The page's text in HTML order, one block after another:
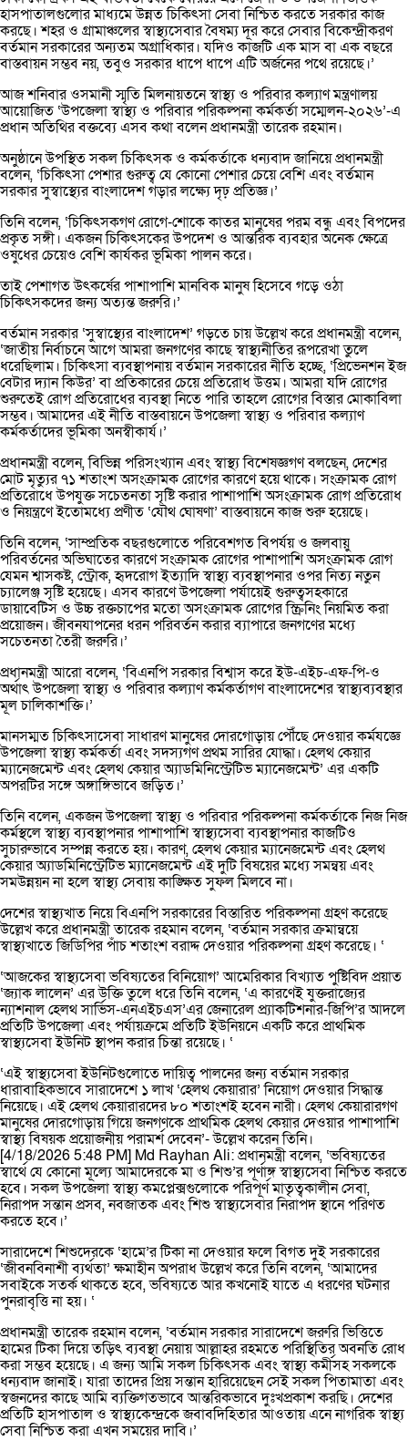
হাসপাতালগুলোর মাধ্যমে উন্নত চিকিৎসা সেবা নিশ্চিত করতে সরকার কাজ
করছে। শহর ও গ্রামাঞ্চলের স্বাস্থ্যসেবার বৈষম্য দূর করে সেবার বিকেন্দ্রীকরণ
বর্তমান সরকারের অন্যতম অগ্রাধিকার। যদিও কাজটি এক মাস বা এক বছরে
বাস্তবায়ন সম্ভব নয়, তবুও সরকার ধাপে ধাপে এটি অর্জনের পথে রয়েছে।’
আজ শনিবার ওসমানী স্মৃতি মিলনায়তনে স্বাস্থ্য ও পরিবার কল্যাণ মন্ত্রণালয়
আয়োজিত ‘উপজেলা স্বাস্থ্য ও পরিবার পরিকল্পনা কর্মকর্তা সম্মেলন-২০২৬’-এ
প্রধান অতিথির বক্তব্যে এসব কথা বলেন প্রধানমন্ত্রী তারেক রহমান।
অনুষ্ঠানে উপস্থিত সকল চিকিৎসক ও কর্মকর্তাকে ধন্যবাদ জানিয়ে প্রধানমন্ত্রী
বলেন, ‘চিকিৎসা পেশার গুরুত্ব যে কোনো পেশার চেয়ে বেশি এবং বর্তমান
সরকার সুস্বাস্থ্যের বাংলাদেশ গড়ার লক্ষ্যে দৃঢ় প্রতিজ্ঞ।’
তিনি বলেন, ‘চিকিৎসকগণ রোগে-শোকে কাতর মানুষের পরম বন্ধু এবং বিপদের
প্রকৃত সঙ্গী। একজন চিকিৎসকের উপদেশ ও আন্তরিক ব্যবহার অনেক ক্ষেত্রে
ওষুধের চেয়েও বেশি কার্যকর ভূমিকা পালন করে।
তাই পেশাগত উৎকর্ষের পাশাপাশি মানবিক মানুষ হিসেবে গড়ে ওঠা
চিকিৎসকদের জন্য অত্যন্ত জরুরি।’
বর্তমান সরকার ‘সুস্বাস্থ্যের বাংলাদেশ’ গড়তে চায় উল্লেখ করে প্রধানমন্ত্রী বলেন,
‘জাতীয় নির্বাচনে আগে আমরা জনগণের কাছে স্বাস্থ্যনীতির রূপরেখা তুলে
ধরেছিলাম। চিকিৎসা ব্যবস্থাপনায় বর্তমান সরকারের নীতি হচ্ছে, ‘প্রিভেনশন ইজ
বেটার দ্যান কিউর’ বা প্রতিকারের চেয়ে প্রতিরোধ উত্তম। আমরা যদি রোগের
শুরুতেই রোগ প্রতিরোধের ব্যবস্থা নিতে পারি তাহলে রোগের বিস্তার মোকাবিলা
সম্ভব। আমাদের এই নীতি বাস্তবায়নে উপজেলা স্বাস্থ্য ও পরিবার কল্যাণ
কর্মকর্তাদের ভূমিকা অনস্বীকার্য।’
প্রধানমন্ত্রী বলেন, বিভিন্ন পরিসংখ্যান এবং স্বাস্থ্য বিশেষজ্ঞগণ বলছেন, দেশের
মোট মৃত্যুর ৭১ শতাংশ অসংক্রামক রোগের কারণে হয়ে থাকে। সংক্রামক রোগ
প্রতিরোধে উপযুক্ত সচেতনতা সৃষ্টি করার পাশাপাশি অসংক্রামক রোগ প্রতিরোধ
ও নিয়ন্ত্রণে ইতোমধ্যে প্রণীত ‘যৌথ ঘোষণা’ বাস্তবায়নে কাজ শুরু হয়েছে।
তিনি বলেন, ‘সাম্প্রতিক বছরগুলোতে পরিবেশগত বিপর্যয় ও জলবায়ু
পরিবর্তনের অভিঘাতের কারণে সংক্রামক রোগের পাশাপাশি অসংক্রামক রোগ
যেমন শ্বাসকষ্ট, স্ট্রোক, হৃদরোগ ইত্যাদি স্বাস্থ্য ব্যবস্থাপনার ওপর নিত্য নতুন
চ্যালেঞ্জ সৃষ্টি হয়েছে। এসব কারণে উপজেলা পর্যায়েই গুরুত্বসহকারে
ডায়াবেটিস ও উচ্চ রক্তচাপের মতো অসংক্রামক রোগের স্ক্রিনিং নিয়মিত করা
প্রয়োজন। জীবনযাপনের ধরন পরিবর্তন করার ব্যাপারে জনগণের মধ্যে
সচেতনতা তৈরী জরুরি।’
প্রধানমন্ত্রী আরো বলেন, ‘বিএনপি সরকার বিশ্বাস করে ইউ-এইচ-এফ-পি-ও
অর্থাৎ উপজেলা স্বাস্থ্য ও পরিবার কল্যাণ কর্মকর্তাগণ বাংলাদেশের স্বাস্থ্যব্যবস্থার
মূল চালিকাশক্তি।’
মানসম্মত চিকিৎসাসেবা সাধারণ মানুষের দোরগোড়ায় পৌঁছে দেওয়ার কর্মযজ্ঞে
উপজেলা স্বাস্থ্য কর্মকর্তা এবং সদস্যগণ প্রথম সারির যোদ্ধা। হেলথ কেয়ার
ম্যানেজমেন্ট এবং হেলথ কেয়ার অ্যাডমিনিস্ট্রেটিভ ম্যানেজমেন্ট’ এর একটি
অপরটির সঙ্গে অঙ্গাঙ্গিভাবে জড়িত।’
তিনি বলেন, একজন উপজেলা স্বাস্থ্য ও পরিবার পরিকল্পনা কর্মকর্তাকে নিজ নিজ
কর্মস্থলে স্বাস্থ্য ব্যবস্থাপনার পাশাপাশি স্বাস্থ্যসেবা ব্যবস্থাপনার কাজটিও
সুচারুভাবে সম্পন্ন করতে হয়। কারণ, হেলথ কেয়ার ম্যানেজমেন্ট এবং হেলথ
কেয়ার অ্যাডমিনিস্ট্রেটিভ ম্যানেজমেন্ট এই দুটি বিষয়ের মধ্যে সমন্বয় এবং
সমউন্নয়ন না হলে স্বাস্থ্য সেবায় কাঙ্ক্ষিত সুফল মিলবে না।
দেশের স্বাস্থ্যখাত নিয়ে বিএনপি সরকারের বিস্তারিত পরিকল্পনা গ্রহণ করেছে
উল্লেখ করে প্রধানমন্ত্রী তারেক রহমান বলেন, ‘বর্তমান সরকার ক্রমান্বয়ে
স্বাস্থ্যখাতে জিডিপির পাঁচ শতাংশ বরাদ্দ দেওয়ার পরিকল্পনা গ্রহণ করেছে। ‘
‘আজকের স্বাস্থ্যসেবা ভবিষ্যতের বিনিয়োগ’ আমেরিকার বিখ্যাত পুষ্টিবিদ প্রয়াত
‘জ্যাক লালেন’ এর উক্তি তুলে ধরে তিনি বলেন, ‘এ কারণেই যুক্তরাজ্যের
ন্যাশনাল হেলথ সার্ভিস-এনএইচএস’এর জেনারেল প্র্যাকটিশনার-জিপি’র আদলে
প্রতিটি উপজেলা এবং পর্যায়ক্রমে প্রতিটি ইউনিয়নে একটি করে প্রাথমিক
স্বাস্থ্যসেবা ইউনিট স্থাপন করার চিন্তা রয়েছে। ‘
‘এই স্বাস্থ্যসেবা ইউনিটগুলোতে দায়িত্ব পালনের জন্য বর্তমান সরকার
ধারাবাহিকভাবে সারাদেশে ১ লাখ ‘হেলথ কেয়ারার’ নিয়োগ দেওয়ার সিদ্ধান্ত
নিয়েছে। এই হেলথ কেয়ারারদের ৮০ শতাংশই হবেন নারী। হেলথ কেয়ারারগণ
মানুষের দোরগোড়ায় গিয়ে জনগণকে প্রাথমিক হেলথ কেয়ার দেওয়ার পাশাপাশি
স্বাস্থ্য বিষয়ক প্রয়োজনীয় পরামর্শ দেবেন’- উল্লেখ করেন তিনি।
[4/18/2026 5:48 PM] Md Rayhan Ali: প্রধানমন্ত্রী বলেন, ‘ভবিষ্যতের
স্বার্থে যে কোনো মূল্যে আমাদেরকে মা ও শিশু’র পূর্ণাঙ্গ স্বাস্থ্যসেবা নিশ্চিত করতে
হবে। সকল উপজেলা স্বাস্থ্য কমপ্লেক্সগুলোকে পরিপূর্ণ মাতৃত্বকালীন সেবা,
নিরাপদ সন্তান প্রসব, নবজাতক এবং শিশু স্বাস্থ্যসেবার নিরাপদ স্থানে পরিণত
করতে হবে।’
সারাদেশে শিশুদেরকে ‘হামে’র টিকা না দেওয়ার ফলে বিগত দুই সরকারের
‘জীবনবিনাশী ব্যর্থতা’ ক্ষমাহীন অপরাধ উল্লেখ করে তিনি বলেন, ‘আমাদের
সবাইকে সতর্ক থাকতে হবে, ভবিষ্যতে আর কখনোই যাতে এ ধরণের ঘটনার
পুনরাবৃত্তি না হয়। ‘
প্রধানমন্ত্রী তারেক রহমান বলেন, ‘বর্তমান সরকার সারাদেশে জরুরি ভিত্তিতে
হামের টিকা দিয়ে তড়িৎ ব্যবস্থা নেয়ায় আল্লাহর রহমতে পরিস্থিতির অবনতি রোধ
করা সম্ভব হয়েছে। এ জন্য আমি সকল চিকিৎসক এবং স্বাস্থ্য কর্মীসহ সকলকে
ধন্যবাদ জানাই। যারা তাদের প্রিয় সন্তান হারিয়েছেন সেই সকল পিতামাতা এবং
স্বজনদের কাছে আমি ব্যক্তিগতভাবে আন্তরিকভাবে দুঃখপ্রকাশ করছি। দেশের
প্রতিটি হাসপাতাল ও স্বাস্থ্যকেন্দ্রকে জবাবদিহিতার আওতায় এনে নাগরিক স্বাস্থ্য
সেবা নিশ্চিত করা এখন সময়ের দাবি।’